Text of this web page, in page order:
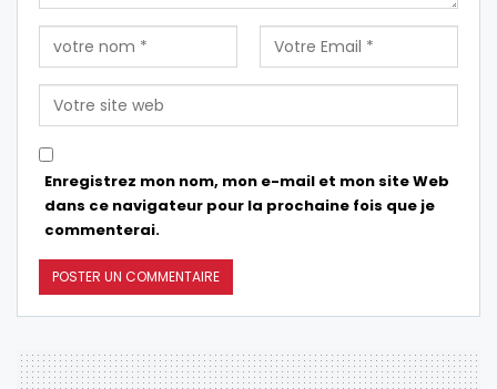
Enregistrez mon nom, mon e-mail et mon site Web
dans ce navigateur pour la prochaine fois que je
commenterai.